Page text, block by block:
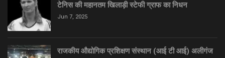
टेनिस की महानतम खिलाड़ी स्टेफी ग्राफ का निधन
Jun 7, 2025
राजकीय औद्योगिक प्रशिक्षण संस्थान (आई टी आई) अलीगंज